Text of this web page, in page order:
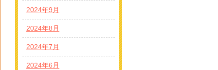
2024年9月
2024年8月
2024年7月
2024年6月